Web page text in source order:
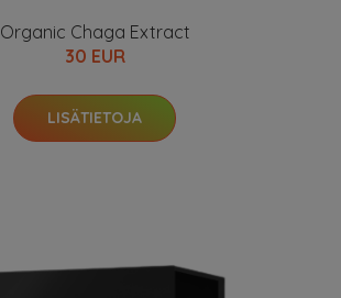
Organic Chaga Extract
30 EUR
LISÄTIETOJA